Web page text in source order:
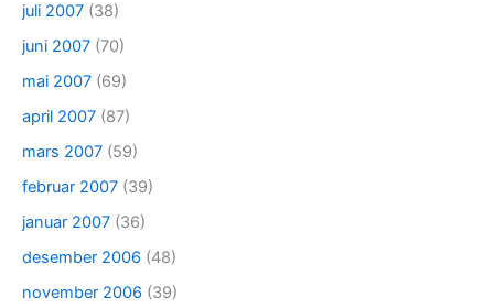
juli 2007 (38)
juni 2007 (70)
mai 2007 (69)
april 2007 (87)
mars 2007 (59)
februar 2007 (39)
januar 2007 (36)
desember 2006 (48)
november 2006 (39)